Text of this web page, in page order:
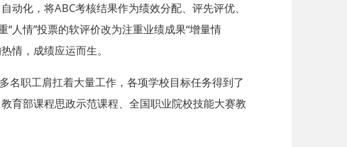
化，将ABC考核结果作为绩效分配、评先评优、
人情”投票的软评价改为注重业绩成果“增量情
情，成绩应运而生。
名职工肩扛着大量工作，各项学校目标任务得到了
育部课程思政示范课程、全国职业院校技能大赛教